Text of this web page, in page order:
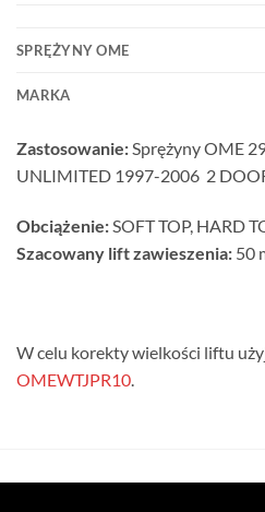
SPRĘŻYNY OME
MARKA
Zastosowanie:Sprężyny OME
UNLIMITED 1997-2006 2
Obciążenie: SOFT TOP, HARD
Szacowany lift zawieszenia: 50
W celu korekty wielkości liftu
OMEWTJPR10.